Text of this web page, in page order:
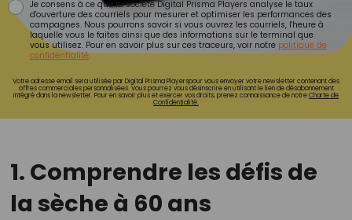
Je consens à ce que la société Digital Prisma Players analyse le taux
d'ouverture des courriels pour mesurer et optimiser les performances des
campagnes. Nous pourrons savoir si vous ouvrez les courriels, l'heure à
laquelle vous le faites ainsi que des informations sur le terminal que
vous utilisez. Pour en savoir plus sur ces traceurs, voir notre politique de
confidentialité.
Votre adresse email sera utilisée par Digital Prisma Playerspour vous envoyer votre newsletter contenant des
offres commerciales personnalisées. Vous pourrez vous désinscrire en utilisant le lien de désabonnement
intégré dans la newsletter. Pour en savoir plus et exercer vos droits, prenez connaissance de notreCharte de
Confidentialité.
1. Comprendre les défis de
la sèche à 60 ans